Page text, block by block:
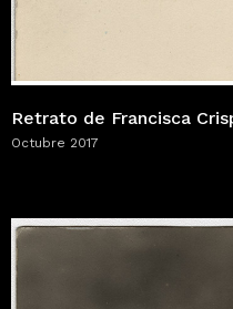
Retrato de Francisca
Octubre 2017